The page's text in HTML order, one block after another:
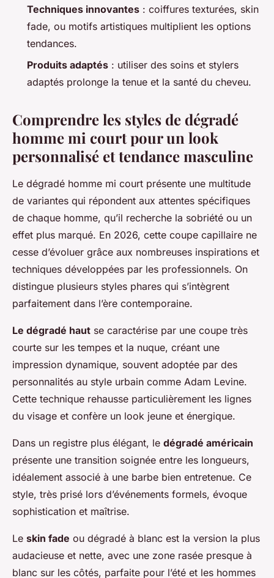
Techniques innovantes : coiffures texturées, skin
fade, ou motifs artistiques multiplient les options
tendances.
Produits adaptés : utiliser des soins et stylers
adaptés prolonge la tenue et la santé du cheveu.
Comprendre les styles de dégradé
homme mi court pour un look
personnalisé et tendance masculine
Le dégradé homme mi court présente une multitude
de variantes qui répondent aux attentes spécifiques
de chaque homme, qu’il recherche la sobriété ou un
effet plus marqué. En 2026, cette coupe capillaire ne
cesse d’évoluer grâce aux nombreuses inspirations et
techniques développées par les professionnels. On
distingue plusieurs styles phares qui s’intègrent
parfaitement dans l’ère contemporaine.
Le dégradé haut se caractérise par une coupe très
courte sur les tempes et la nuque, créant une
impression dynamique, souvent adoptée par des
personnalités au style urbain comme Adam Levine.
Cette technique rehausse particulièrement les lignes
du visage et confère un look jeune et énergique.
Dans un registre plus élégant, le dégradé américain
présente une transition soignée entre les longueurs,
idéalement associé à une barbe bien entretenue. Ce
style, très prisé lors d’événements formels, évoque
sophistication et maîtrise.
Le skin fade ou dégradé à blanc est la version la plus
audacieuse et nette, avec une zone rasée presque à
blanc sur les côtés, parfaite pour l’été et les hommes